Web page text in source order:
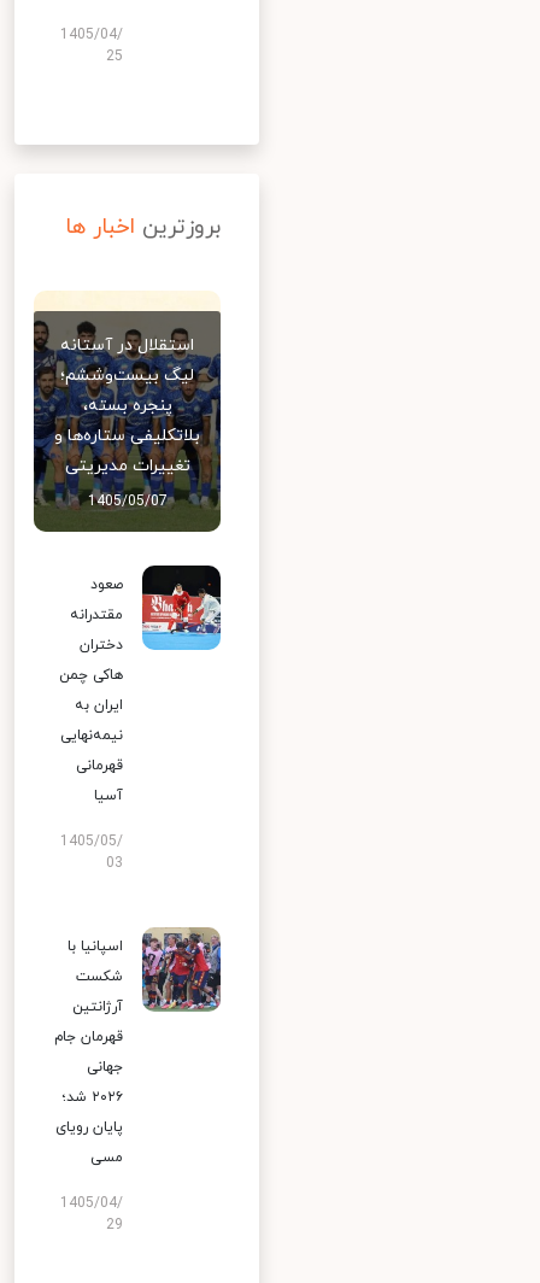
1405/04/
25
بروزترین اخبار ها
استقلال در آستانه
لیگ بیست‌وششم؛
پنجره بسته،
بلاتکلیفی ستاره‌ها و
تغییرات مدیریتی
1405/05/07
صعود
مقتدرانه
دختران
هاکی چمن
ایران به
نیمه‌نهایی
قهرمانی
آسیا
1405/05/
03
اسپانیا با
شکست
آرژانتین
قهرمان جام
جهانی
۲۰۲۶ شد؛
پایان رویای
مسی
1405/04/
29